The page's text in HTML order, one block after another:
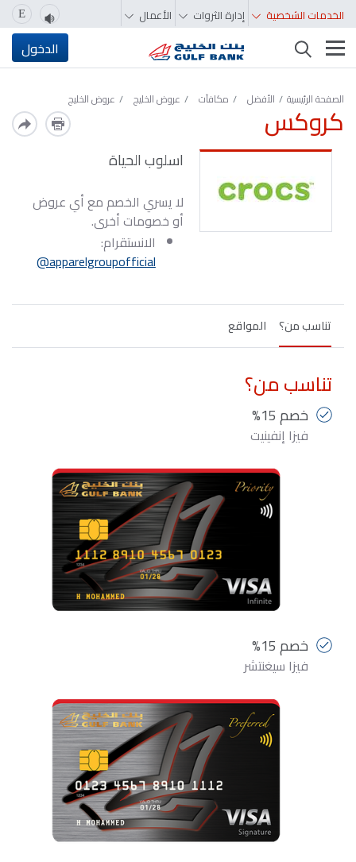
الخدمات الشخصية إدارة الثروات الأعمال E
تغيير التصفّح الدخول
الصفحة الرئيسية الأفضل مكافآت عروض الخليج عروض الخليج
كروكس
اسلوب الحياة
لا يسري الخصم مع أي عروض
أو خصومات أخرى.
الانستقرام:
apparelgroupofficial@
تناسب من؟ المواقع
تناسب من؟
خصم 15%
فيزا إنفينيت
خصم 15%
فيزا سيغنتشر